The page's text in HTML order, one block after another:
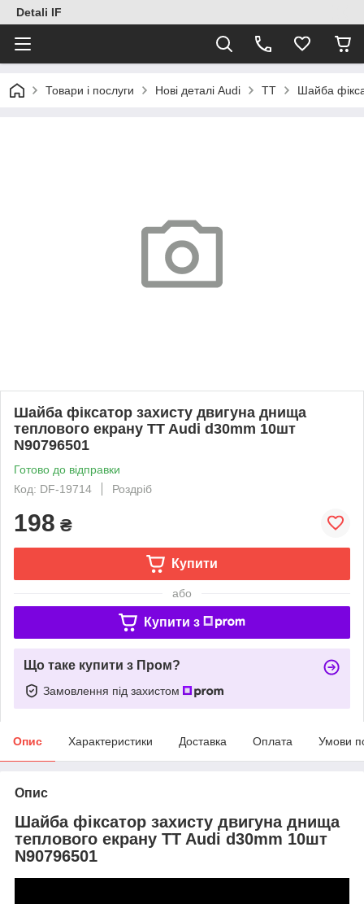
Detali IF
Товари і послуги Нові деталі Audi TT Шайба
Шайба фіксатор захисту двигуна днища
теплового екрану TT Audi d30mm 10шт
N90796501
Готово до відправки
Код: DF-19714
Роздріб
198 ₴
Купити
або
Купити з
Що таке купити з Пром?
Замовлення під захистом
Опис Характеристики Доставка Оплата Умови
Опис
Шайба фіксатор захисту двигуна днища
теплового екрану TT Audi d30mm 10шт
N90796501